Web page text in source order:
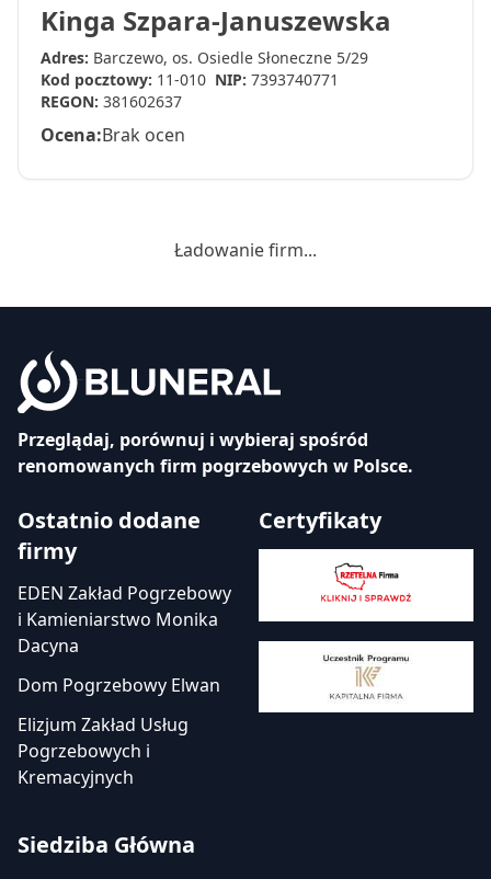
Kinga Szpara-Januszewska
Adres: Barczewo, os. Osiedle Słoneczne 5/29
Kod pocztowy: 11-010 NIP: 7393740771
REGON: 381602637
Ocena:Brak ocen
Ładowanie firm...
Przeglądaj, porównuj i wybieraj spośród
renomowanych firm pogrzebowych w Polsce.
Ostatnio dodane
firmy
EDEN Zakład Pogrzebowy
i Kamieniarstwo Monika
Dacyna
Dom Pogrzebowy Elwan
Elizjum Zakład Usług
Pogrzebowych i
Kremacyjnych
Certyfikaty
Siedziba Główna